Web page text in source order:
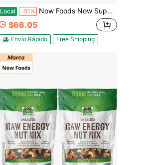
Local -51% Now Foods Now Supplements, Extracto de Saw Palmetto 320 Mg con Aceite de Semilla de Calabaza, Salud Masculina*, 90 Cápsulas Blandas Veganas, (Paquete de 2) Variante 2
$66.05
Envío Rápido Free Shipping